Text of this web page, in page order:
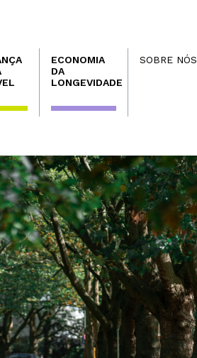
ECONOMIA
DA
LONGEVIDADE
SOBRE NÓS